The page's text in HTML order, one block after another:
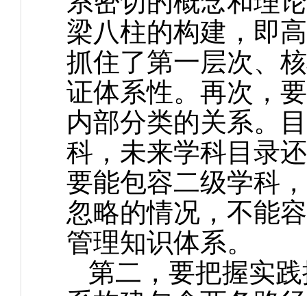
梁八柱的构建，即
抓住了第一层次、
证体系性。再次，
内部分类的关系。
科，未来学科目录
要能包容二级学科
忽略的情况，不能
管理知识体系。
第二，要把握实